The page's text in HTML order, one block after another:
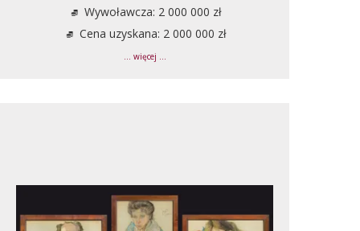
Wywoławcza: 2 000 000 zł
Cena uzyskana: 2 000 000 zł
... więcej ...